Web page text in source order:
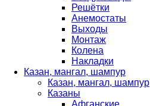
Решётки
Анемостаты
Выходы
Монтаж
Колена
Накладки
Казан, мангал, шампур
Казан, мангал, шампур
Казаны